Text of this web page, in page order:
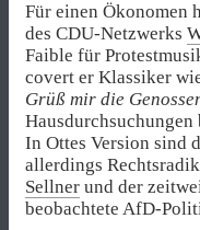
Für einen Ökonomen
des CDU-Netzwerks
Faible für
covert er Klassiker
Grüß mir die
In Ottes Version sind
allerdings
Sellner und der
beobachtete AfD-